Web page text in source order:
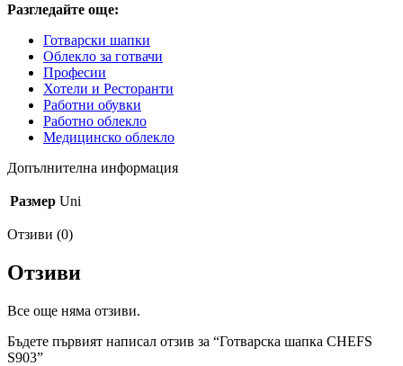
Разгледайте още:
Готварски шапки
Облекло за готвачи
Професии
Хотели и Ресторанти
Работни обувки
Работно облекло
Медицинско облекло
Допълнителна информация
Размер Uni
Отзиви (0)
Отзиви
Все още няма отзиви.
Бъдете първият написал отзив за “Готварска шапка CHEFS
S903”